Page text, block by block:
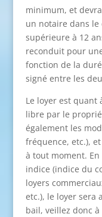
minimum, et
un notaire dans le
supérieure à 12
reconduit pour
fonction de la
signé entre les
Le loyer est quant
libre par le
également les
fréquence, etc.),
à tout moment.
indice (indice du
loyers
etc.), le loyer sera
bail, veillez donc